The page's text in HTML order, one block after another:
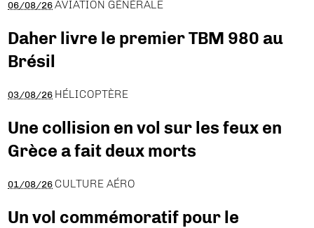
06/08/26 AVIATION GÉNÉRALE
Daher livre le premier TBM 980 au
Brésil
03/08/26 HÉLICOPTÈRE
Une collision en vol sur les feux en
Grèce a fait deux morts
01/08/26 CULTURE AÉRO
Un vol commémoratif pour le